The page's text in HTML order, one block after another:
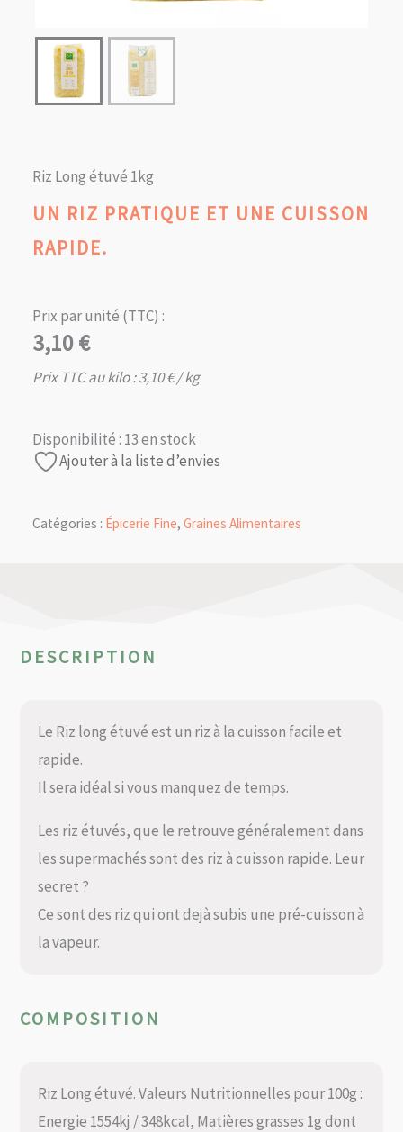
Riz Long étuvé 1kg
UN RIZ PRATIQUE ET UNE CUISSON
RAPIDE.
Prix par unité (TTC) :
3,10€
Prix TTC au kilo :3,10€/ kg
Disponibilité : 13 en stock
Ajouter à la liste d’envies
Catégories : Épicerie Fine, Graines Alimentaires
DESCRIPTION
Le Riz long étuvé est un riz à la cuisson facile et
rapide.
Il sera idéal si vous manquez de temps.
Les riz étuvés, que le retrouve généralement dans
les supermachés sont des riz à cuisson rapide. Leur
secret ?
Ce sont des riz qui ont dejà subis une pré-cuisson à
la vapeur.
COMPOSITION
Riz Long étuvé. Valeurs Nutritionnelles pour 100g :
Energie 1554kj / 348kcal, Matières grasses 1g dont